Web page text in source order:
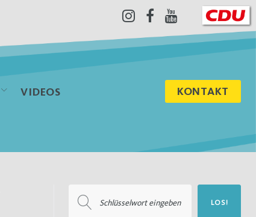
Instagram
Facebook
Youtube
VIDEOS KONTAKT
nach:
LOS!